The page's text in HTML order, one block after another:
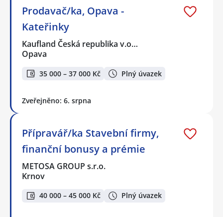
Prodavač/ka, Opava -
Kateřinky
Kaufland Česká republika v.o…
Opava
35 000 – 37 000 Kč Plný úvazek
Zveřejněno: 6. srpna
Přípravář/ka Stavební firmy,
finanční bonusy a prémie
METOSA GROUP s.r.o.
Krnov
40 000 – 45 000 Kč Plný úvazek